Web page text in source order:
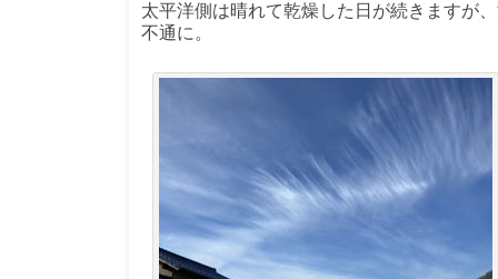
太平洋側は晴れて乾燥した日が続きますが
不通に。